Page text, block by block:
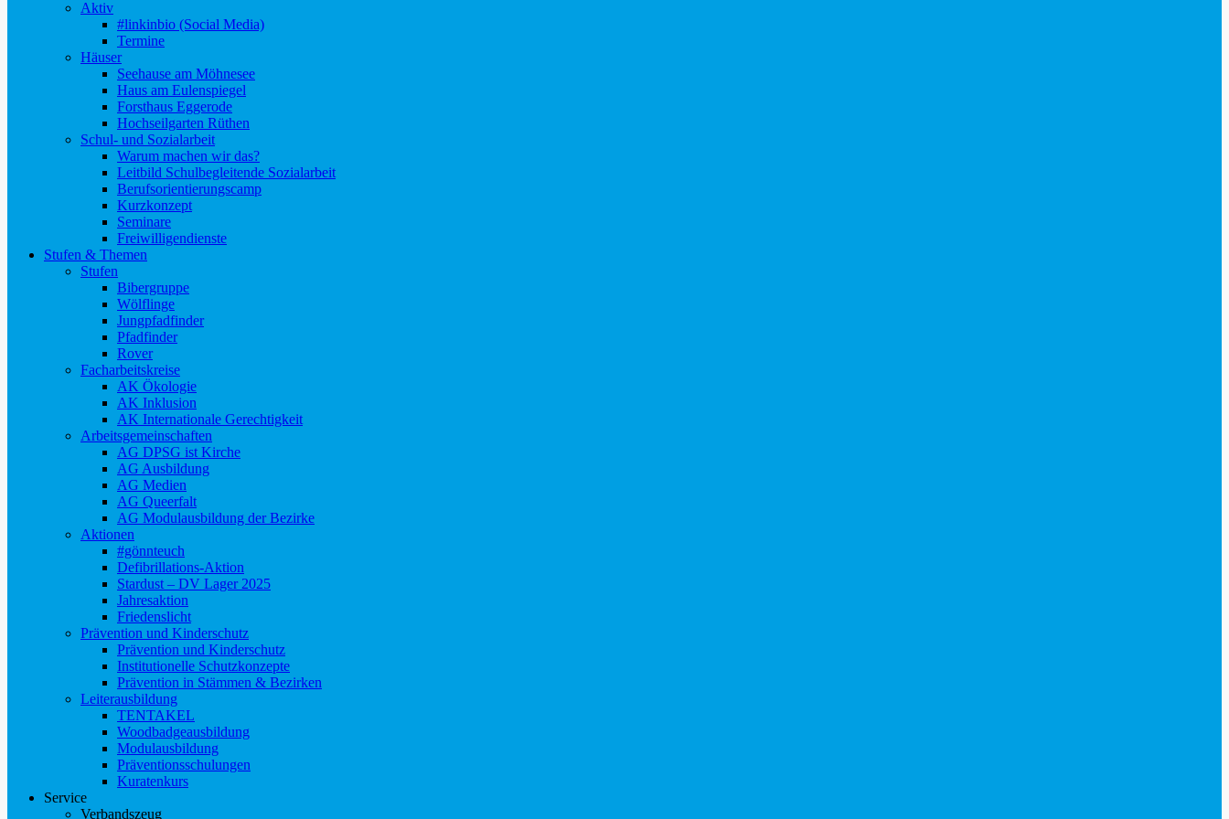
Aktiv
#linkinbio (Social Media)
Termine
Häuser
Seehause am Möhnesee
Haus am Eulenspiegel
Forsthaus Eggerode
Hochseilgarten Rüthen
Schul- und Sozialarbeit
Warum machen wir das?
Leitbild Schulbegleitende Sozialarbeit
Berufsorientierungscamp
Kurzkonzept
Seminare
Freiwilligendienste
Stufen & Themen
Stufen
Bibergruppe
Wölflinge
Jungpfadfinder
Pfadfinder
Rover
Facharbeitskreise
AK Ökologie
AK Inklusion
AK Internationale Gerechtigkeit
Arbeitsgemeinschaften
AG DPSG ist Kirche
AG Ausbildung
AG Medien
AG Queerfalt
AG Modulausbildung der Bezirke
Aktionen
#gönnteuch
Defibrillations-Aktion
Stardust – DV Lager 2025
Jahresaktion
Friedenslicht
Prävention und Kinderschutz
Prävention und Kinderschutz
Institutionelle Schutzkonzepte
Prävention in Stämmen & Bezirken
Leiterausbildung
TENTAKEL
Woodbadgeausbildung
Modulausbildung
Präventionsschulungen
Kuratenkurs
Service
Verbandszeug